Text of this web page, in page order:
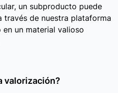
un subproducto puede
través de nuestra plataforma
un material valioso
valorización?